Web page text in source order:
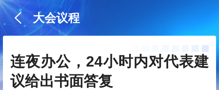
大会议程
连夜办公，24小时内对代表建
议给出书面答复